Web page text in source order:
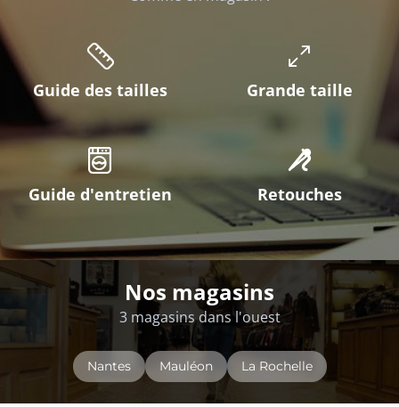
Guide des tailles Grande taille
Guide d'entretien Retouches
Nos magasins
3 magasins dans l'ouest
Nantes Mauléon La Rochelle